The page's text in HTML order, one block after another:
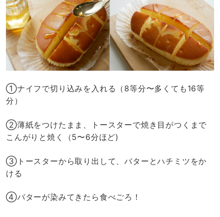
①ナイフで切り込みを入れる（8等分〜多くても16等
分）
②薄紙をつけたまま、トースターで焼き目がつくまで
こんがりと焼く（5〜6分ほど)
③トースターから取り出して、バターとハチミツをか
ける
④バターが染みてきたら食べごろ！